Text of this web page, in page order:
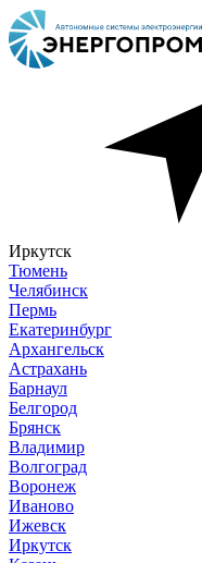
Иркутск
Тюмень
Челябинск
Пермь
Екатеринбург
Архангельск
Астрахань
Барнаул
Белгород
Брянск
Владимир
Волгоград
Воронеж
Иваново
Ижевск
Иркутск